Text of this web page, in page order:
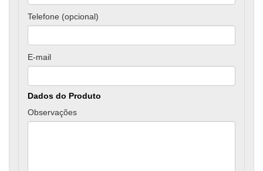
Telefone (opcional)
E-mail
Dados do Produto
Observações